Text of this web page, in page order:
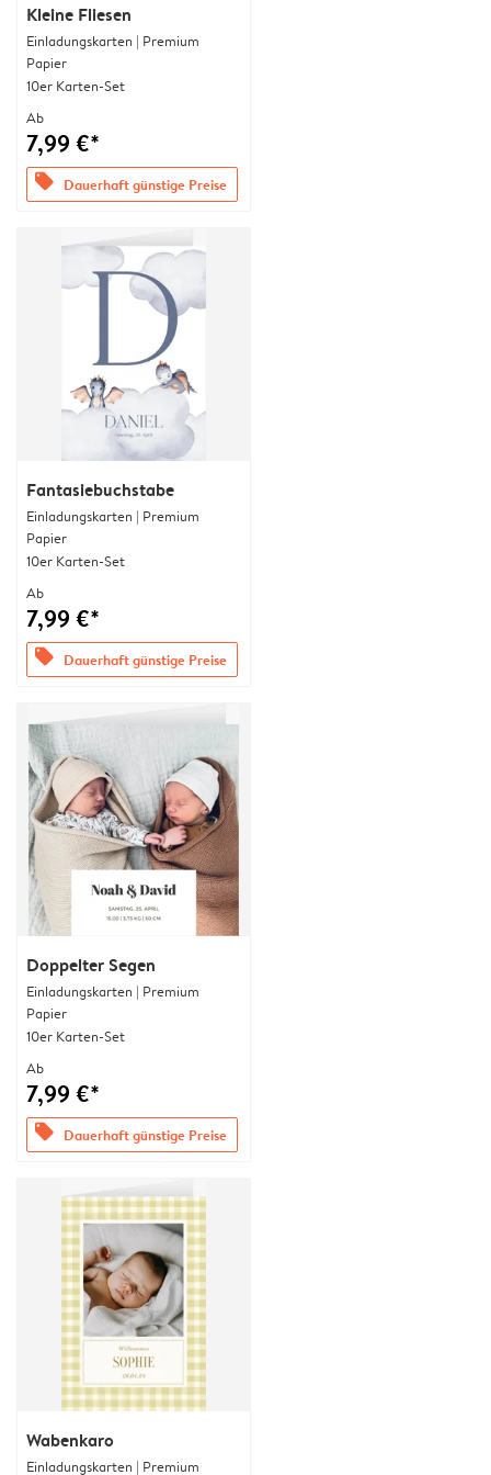
Kleine Fliesen
Einladungskarten | Premium
Papier
10er Karten-Set
Ab
7,99 €*
offers Dauerhaft günstige Preise
Fantasiebuchstabe
Einladungskarten | Premium
Papier
10er Karten-Set
Ab
7,99 €*
offers Dauerhaft günstige Preise
Doppelter Segen
Einladungskarten | Premium
Papier
10er Karten-Set
Ab
7,99 €*
offers Dauerhaft günstige Preise
Wabenkaro
Einladungskarten | Premium